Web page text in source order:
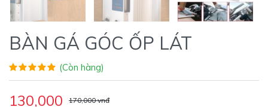
BÀN GÁ GÓC ỐP LÁT
(Còn hàng)
130,000 170,000 vnđ